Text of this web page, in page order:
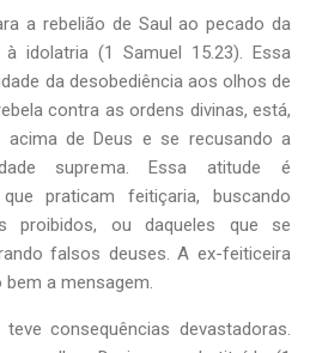
a rebelião de Saul ao pecado da
idolatria (1 Samuel 15.23). Essa
da desobediência aos olhos de
contra as ordens divinas, está,
acima de Deus e se recusando a
suprema. Essa atitude é
praticam feitiçaria, buscando
proibidos, ou daqueles que se
falsos deuses. A ex-feiticeira
a mensagem.
consequências devastadoras.